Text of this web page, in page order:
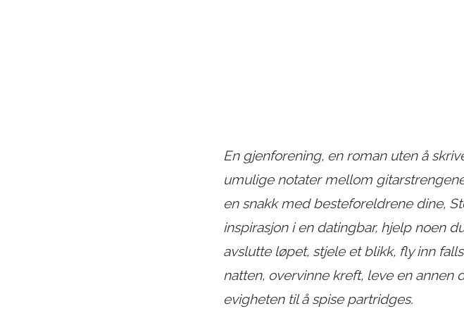
En gjenforening, en roman uten å
umulige notater mellom
en snakk med besteforeldrene dine,
inspirasjon i en datingbar, hjelp noen
avslutte løpet, stjele et blikk, fly inn
natten, overvinne kreft, leve en
evigheten til å spise partridges.